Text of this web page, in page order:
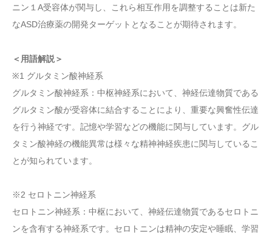
ニン１A受容体が関与し、これら相互作用を調整することは新た
なASD治療薬の開発ターゲットとなることが期待されます。
＜用語解説＞
※1 グルタミン酸神経系
グルタミン酸神経系：中枢神経系において、神経伝達物質である
グルタミン酸が受容体に結合することにより、重要な興奮性伝達
を行う神経です。記憶や学習などの機能に関与しています。グル
タミン酸神経の機能異常は様々な精神神経疾患に関与しているこ
とが知られています。
※2 セロトニン神経系
セロトニン神経系：中枢において、神経伝達物質であるセロトニ
ンを含有する神経系です。セロトニンは精神の安定や睡眠、学習